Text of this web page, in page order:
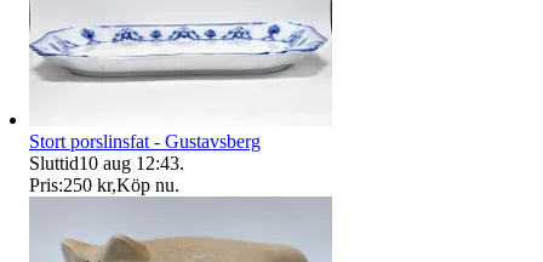
Stort porslinsfat - Gustavsberg
Sluttid10 aug 12:43.
Pris:250 kr,Köp nu.